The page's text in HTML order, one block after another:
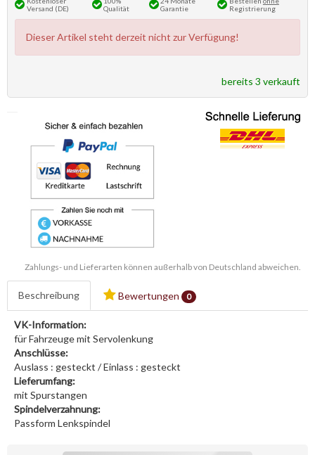
Versand (DE)
Qualität
Garantie
Registrierung
Dieser Artikel steht derzeit nicht zur Verfügung!
bereits 3 verkauft
Zahlungs- und Lieferarten können außerhalb von Deutschland abweichen.
Beschreibung Bewertungen 0
VK-Information:
für Fahrzeuge mit Servolenkung
Anschlüsse:
Auslass : gesteckt / Einlass : gesteckt
Lieferumfang:
mit Spurstangen
Spindelverzahnung:
Passform Lenkspindel